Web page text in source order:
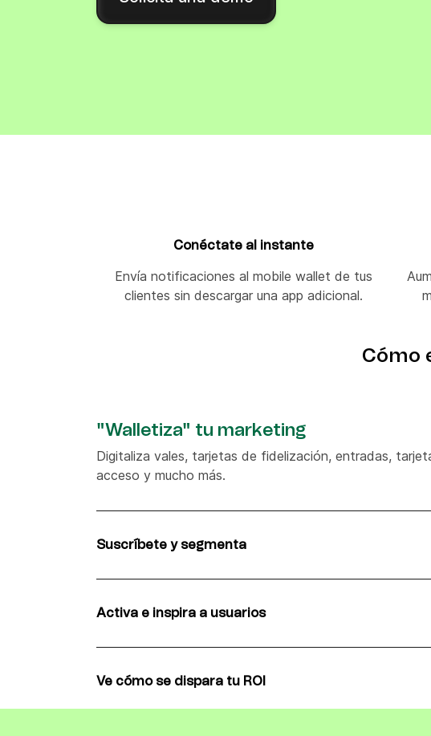
digitales como Shopify, WordPress, Stripe, Zapier
Conéctate al instante
Envía notificaciones al mobile wallet de tus
clientes sin descargar una app adicional.
Cómo
"Walletiza" tu marketing
Digitaliza vales, tarjetas de fidelización, entradas,
acceso y mucho más.
Suscríbete y segmenta
usuarios para enviar campañas relevantes.
Activa e inspira a usuarios
nuevas ofertas, productos y mucho más.
Ve cómo se dispara tu ROI